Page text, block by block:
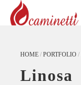
HOME / PORTFOLIO /
Linosa